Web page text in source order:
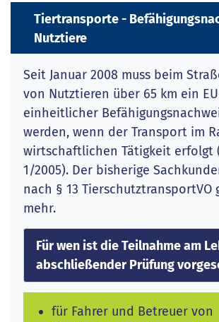
Tiertransporte -
Nutztiere
Seit Januar 2008 muss beim
von Nutztieren über 65 km ein
einheitlicher
werden, wenn der Transport im
wirtschaftlichen Tätigkeit erfolgt
1/2005). Der bisherige
nach § 13
mehr.
Für wen ist die Teilnahme am
abschließender Prüfung
für Fahrer und Betreuer von